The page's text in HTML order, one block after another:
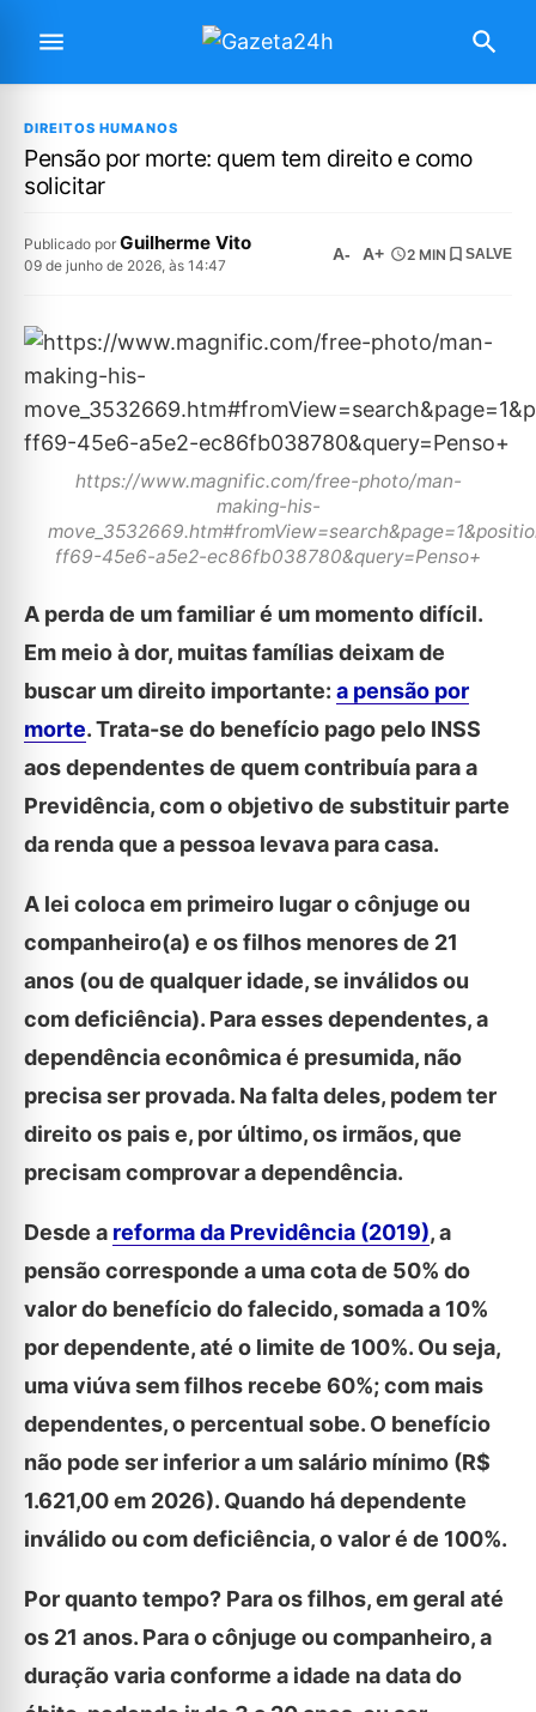
DIREITOS HUMANOS
Pensão por morte: quem tem direito e como
solicitar
Publicado por Guilherme Vito
09 de junho de 2026, às 14:47
A- A+ 2 MIN SALVE
https://www.magnific.com/free-photo/man-
making-his-
ff69-45e6-a5e2-ec86fb038780&query=Penso+
A perda de um familiar é um momento difícil.
Em meio à dor, muitas famílias deixam de
buscar um direito importante: a pensão por
morte. Trata-se do benefício pago pelo INSS
aos dependentes de quem contribuía para a
Previdência, com o objetivo de substituir parte
da renda que a pessoa levava para casa.
A lei coloca em primeiro lugar o cônjuge ou
companheiro(a) e os filhos menores de 21
anos (ou de qualquer idade, se inválidos ou
com deficiência). Para esses dependentes, a
dependência econômica é presumida, não
precisa ser provada. Na falta deles, podem ter
direito os pais e, por último, os irmãos, que
precisam comprovar a dependência.
Desde a reforma da Previdência (2019), a
pensão corresponde a uma cota de 50% do
valor do benefício do falecido, somada a 10%
por dependente, até o limite de 100%. Ou seja,
uma viúva sem filhos recebe 60%; com mais
dependentes, o percentual sobe. O benefício
não pode ser inferior a um salário mínimo (R$
1.621,00 em 2026). Quando há dependente
inválido ou com deficiência, o valor é de 100%.
Por quanto tempo? Para os filhos, em geral até
os 21 anos. Para o cônjuge ou companheiro, a
duração varia conforme a idade na data do